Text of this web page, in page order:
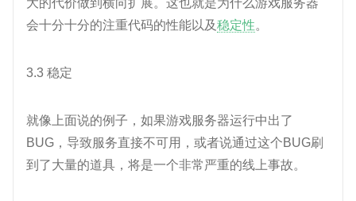
大的代价做到横向扩展。这也就是为什么游戏服务器
会十分十分的注重代码的性能以及稳定性。
3.3 稳定
就像上面说的例子，如果游戏服务器运行中出了
BUG，导致服务直接不可用，或者说通过这个BUG刷
到了大量的道具，将是一个非常严重的线上事故。